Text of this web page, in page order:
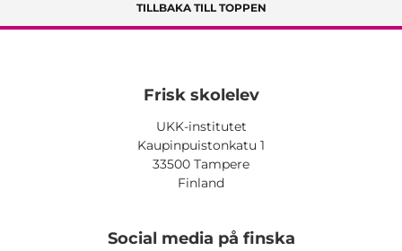
TILLBAKA TILL TOPPEN
Frisk skolelev
UKK-institutet
Kaupinpuistonkatu 1
33500 Tampere
Finland
Social media på finska